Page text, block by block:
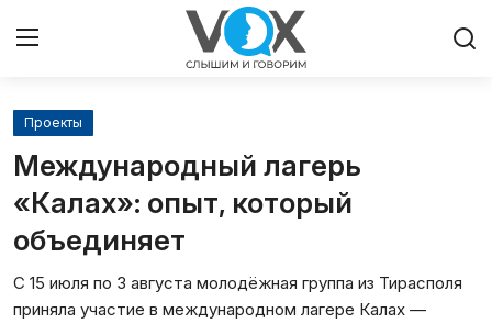
Главная
Люди
Община
Милосердие
Проекты
Международный лагерь
«Калах»: опыт, который
объединяет
С 15 июля по 3 августа молодёжная группа из Тирасполя
приняла участие в международном лагере Калах —